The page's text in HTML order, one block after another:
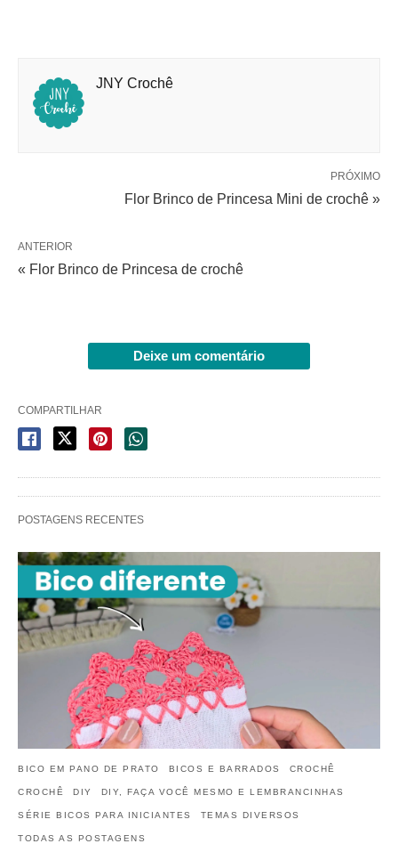
JNY Crochê
PRÓXIMO
Flor Brinco de Princesa Mini de crochê »
ANTERIOR
« Flor Brinco de Princesa de crochê
Deixe um comentário
COMPARTILHAR
POSTAGENS RECENTES
BICO EM PANO DE PRATO BICOS E BARRADOS CROCHÊ
CROCHÊ DIY DIY, FAÇA VOCÊ MESMO E LEMBRANCINHAS
SÉRIE BICOS PARA INICIANTES TEMAS DIVERSOS
TODAS AS POSTAGENS